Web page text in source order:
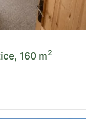
160 m2